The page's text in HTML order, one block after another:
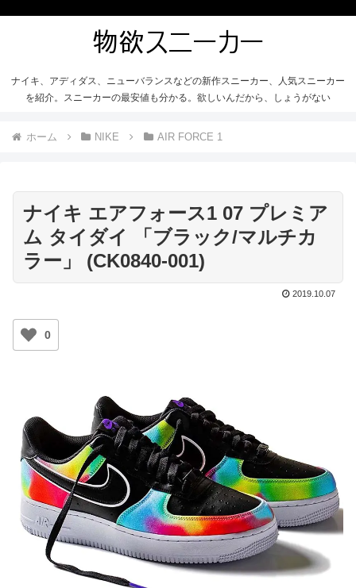
ナイキ、アディダス、ニューバランスなどの新作スニーカー、人気スニーカー
を紹介。スニーカーの最安値も分かる。欲しいんだから、しょうがない
ホーム NIKE AIR FORCE 1
ナイキ エアフォース1 07 プレミア
ム タイダイ 「ブラック/マルチカ
ラー」 (CK0840-001)
2019.10.07
0